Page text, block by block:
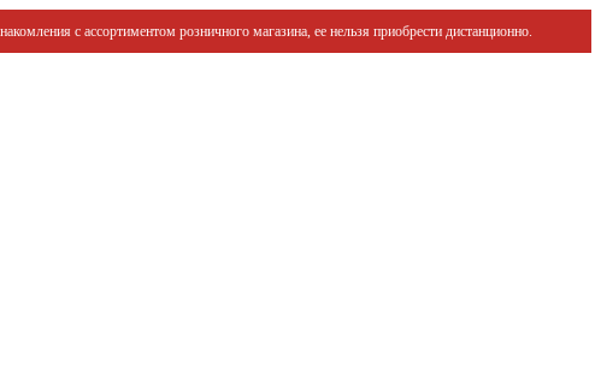
с ассортиментом розничного магазина, ее нельзя приобрести дистанционно.